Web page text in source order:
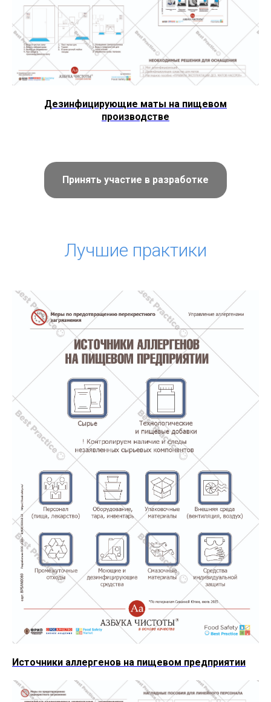
Дезинфицирующие маты на пищевом
производстве
Принять участие в разработке
Лучшие практики
Источники аллергенов на пищевом предприятии